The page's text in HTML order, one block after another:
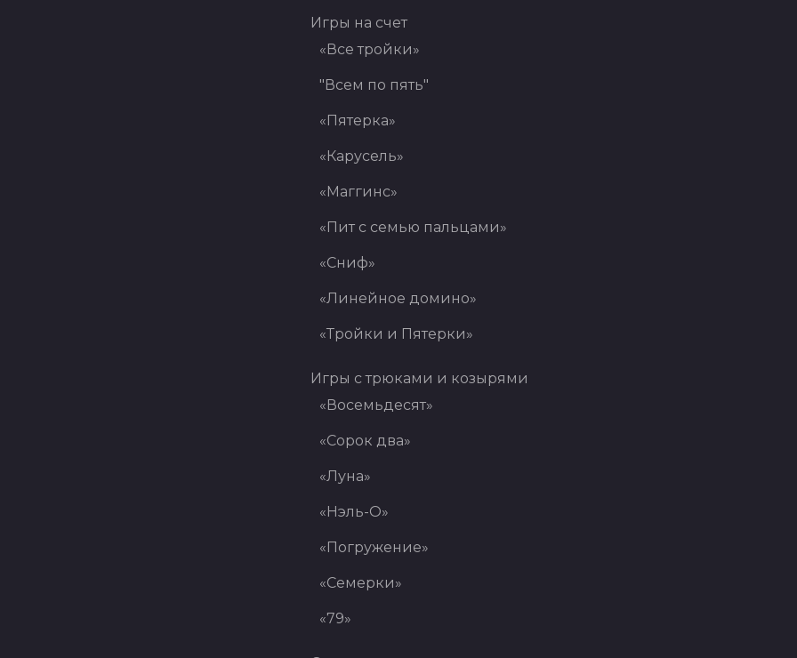
Игры на счет
«Все тройки»
"Всем по пять"
«Пятерка»
«Карусель»
«Маггинс»
«Пит с семью пальцами»
«Сниф»
«Линейное домино»
«Тройки и Пятерки»
Игры с трюками и козырями
«Восемьдесят»
«Сорок два»
«Луна»
«Нэль-О»
«Погружение»
«Семерки»
«79»